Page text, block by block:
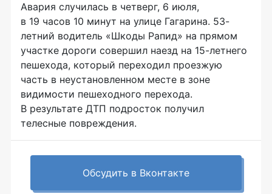
Авария случилась в четверг, 6 июля,
в 19 часов 10 минут на улице Гагарина. 53-
летний водитель «Шкоды Рапид» на прямом
участке дороги совершил наезд на 15-летнего
пешехода, который переходил проезжую
часть в неустановленном месте в зоне
видимости пешеходного перехода.
В результате ДТП подросток получил
телесные повреждения.
Обсудить в Вконтакте